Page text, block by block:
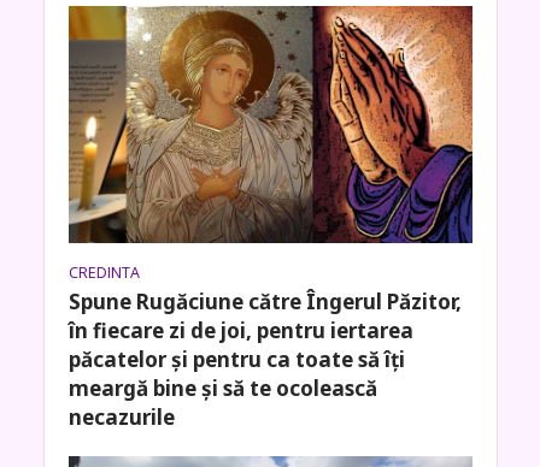
CREDINTA
Spune Rugăciune către Îngerul Păzitor,
în fiecare zi de joi, pentru iertarea
păcatelor și pentru ca toate să îți
meargă bine și să te ocolească
necazurile